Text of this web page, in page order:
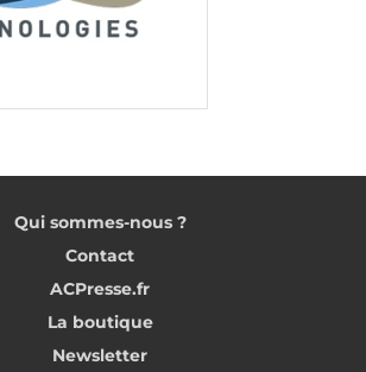
Qui sommes-nous ?
Contact
ACPresse.fr
La boutique
Newsletter